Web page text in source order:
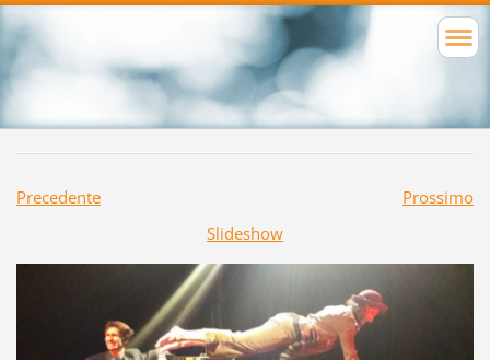
Precedente
Prossimo
Slideshow